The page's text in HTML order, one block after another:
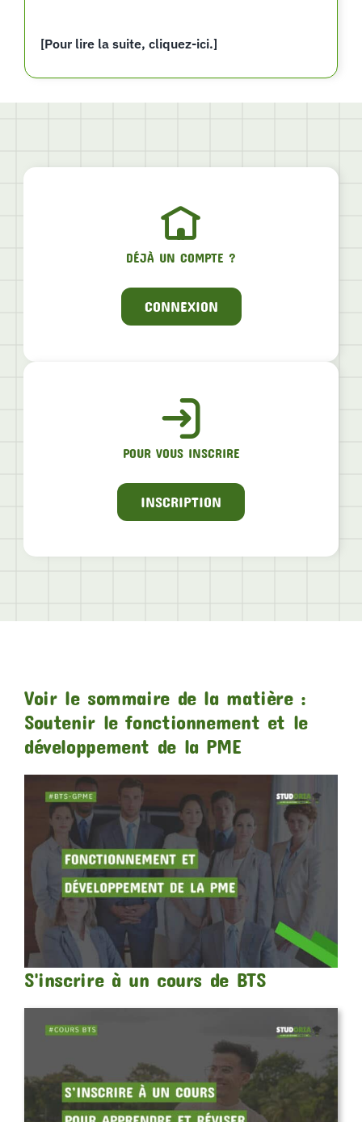
[Pour lire la suite, cliquez-ici.]
DÉJÀ UN COMPTE ?
CONNEXION
POUR VOUS INSCRIRE
INSCRIPTION
Voir le sommaire de la matière :
Soutenir le fonctionnement et le
développement de la PME
S'inscrire à un cours de BTS